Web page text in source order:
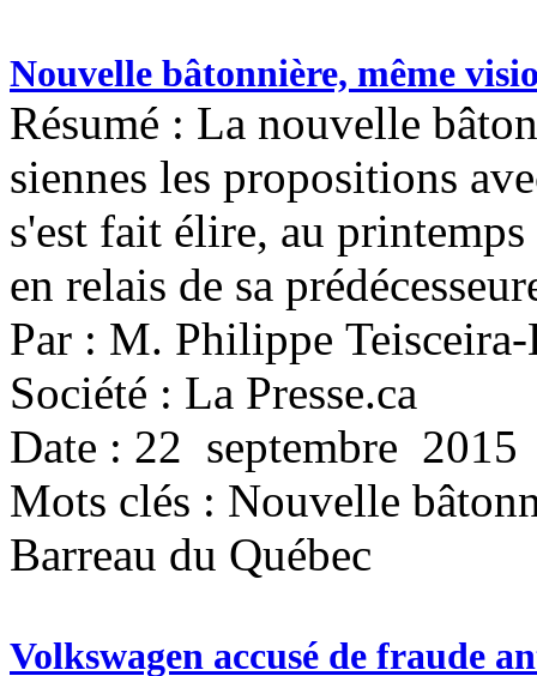
Nouvelle bâtonnière, même
Résumé : La nouvelle
siennes les propositions
s'est fait élire, au
en relais de sa
Par : M. Philippe Teisceira-
Société : La Presse.ca
Date : 22 septembre 2015
Mots clés : Nouvelle
Barreau du Québec
Volkswagen accusé de fraude